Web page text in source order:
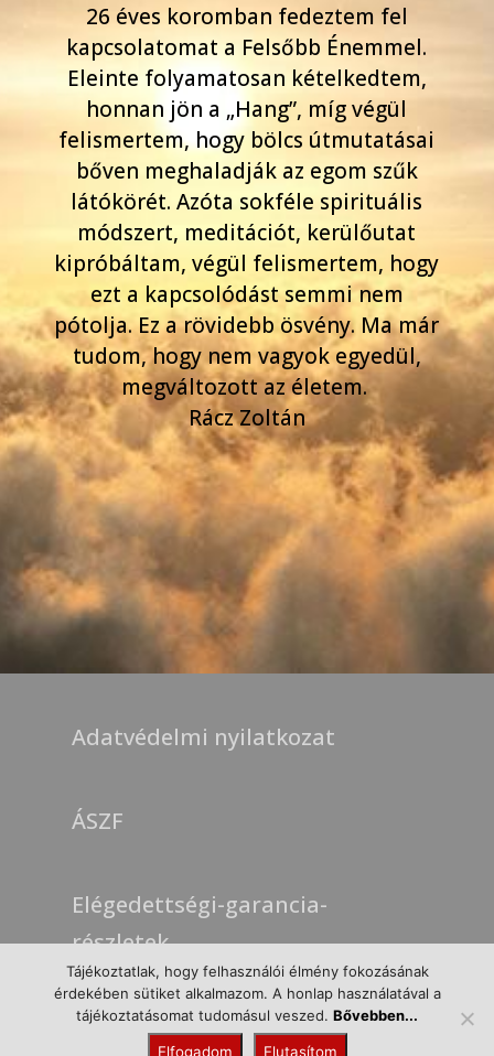
26 éves koromban fedeztem fel
kapcsolatomat a Felsőbb Énemmel.
Eleinte folyamatosan kételkedtem,
honnan jön a „Hang”, míg végül
felismertem, hogy bölcs útmutatásai
bőven meghaladják az egom szűk
látókörét. Azóta sokféle spirituális
módszert, meditációt, kerülőutat
kipróbáltam, végül felismertem, hogy
ezt a kapcsolódást semmi nem
pótolja. Ez a rövidebb ösvény. Ma már
tudom, hogy nem vagyok egyedül,
megváltozott az életem.
Rácz Zoltán
Adatvédelmi nyilatkozat
ÁSZF
Elégedettségi-garancia-
részletek
Cookie Nyilatkozat
Tájékoztatlak, hogy felhasználói élmény fokozásának
érdekében sütiket alkalmazom. A honlap használatával a
tájékoztatásomat tudomásul veszed. Bővebben...
Elfogadom Elutasítom